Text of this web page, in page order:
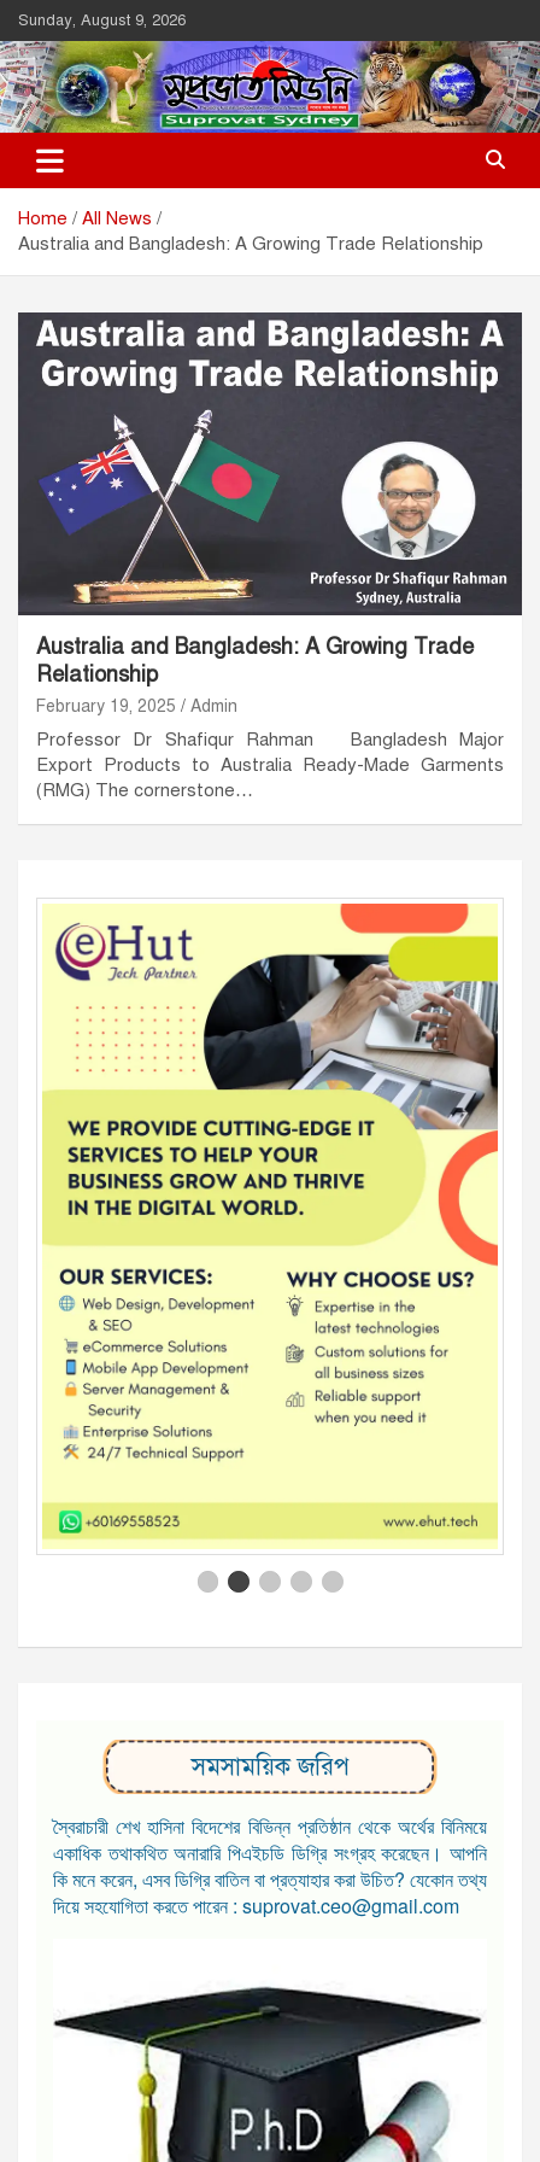
Skip
to
content
Sunday, August 9, 2026
Suprovat Sydney
The Leading Bangladesh Community Newspaper In Australia
Home
All News
Australia and Bangladesh: A Growing Trade Relationship
Australia and Bangladesh: A Growing Trade
Relationship
February 19, 2025 Admin
Professor Dr Shafiqur Rahman Bangladesh Major
Export Products to Australia Ready-Made Garments
(RMG) The cornerstone…
সমসাময়িক জরিপ
স্বৈরাচারী শেখ হাসিনা বিদেশের বিভিন্ন প্রতিষ্ঠান থেকে অর্থের বিনিময়ে
একাধিক তথাকথিত অনারারি পিএইচডি ডিগ্রি সংগ্রহ করেছেন। আপনি
কি মনে করেন, এসব ডিগ্রি বাতিল বা প্রত্যাহার করা উচিত? যেকোন তথ্য
দিয়ে সহযোগিতা করতে পারেন : suprovat.ceo@gmail.com